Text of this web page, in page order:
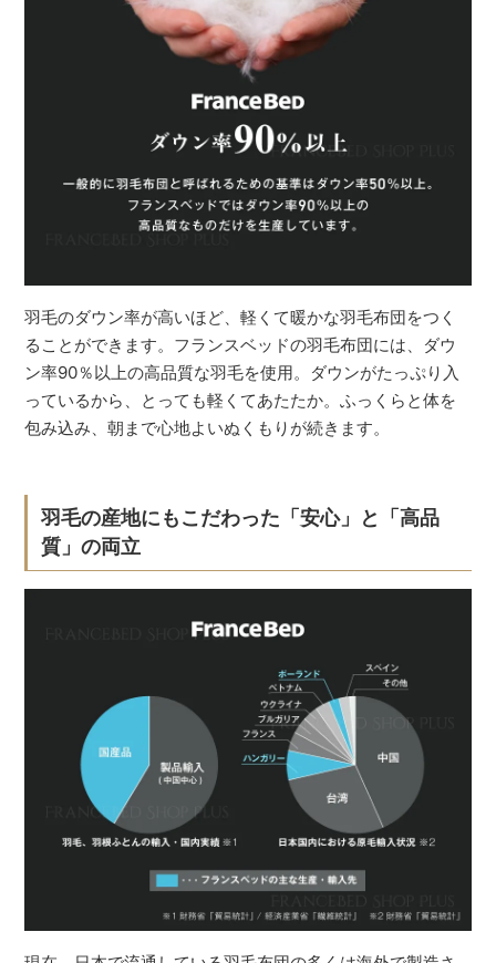
羽毛のダウン率が高いほど、軽くて暖かな羽毛布団をつく
ることができます。フランスベッドの羽毛布団には、ダウ
ン率90％以上の高品質な羽毛を使用。ダウンがたっぷり入
っているから、とっても軽くてあたたか。ふっくらと体を
包み込み、朝まで心地よいぬくもりが続きます。
羽毛の産地にもこだわった「安心」と「高品
質」の両立